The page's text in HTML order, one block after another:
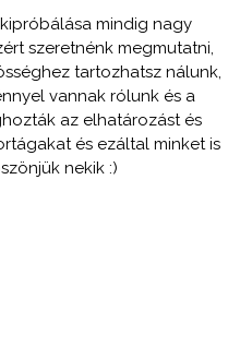
mindig nagy
szeretnénk megmutatni,
tartozhatsz nálunk,
vannak rólunk és a
az elhatározást és
és ezáltal minket is
nekik :)